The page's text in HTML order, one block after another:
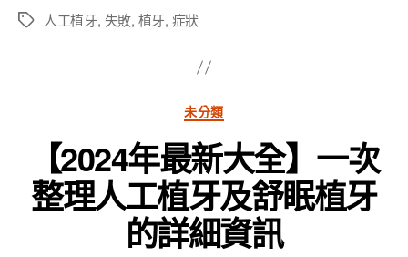
標
人工植牙, 失敗, 植牙, 症狀
分
類
未分類
【2024年最新大全】一次
整理人工植牙及舒眠植牙
的詳細資訊